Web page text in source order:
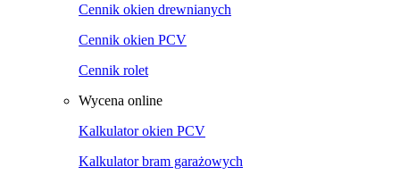
Cennik okien drewnianych
Cennik okien PCV
Cennik rolet
Wycena online
Kalkulator okien PCV
Kalkulator bram garażowych